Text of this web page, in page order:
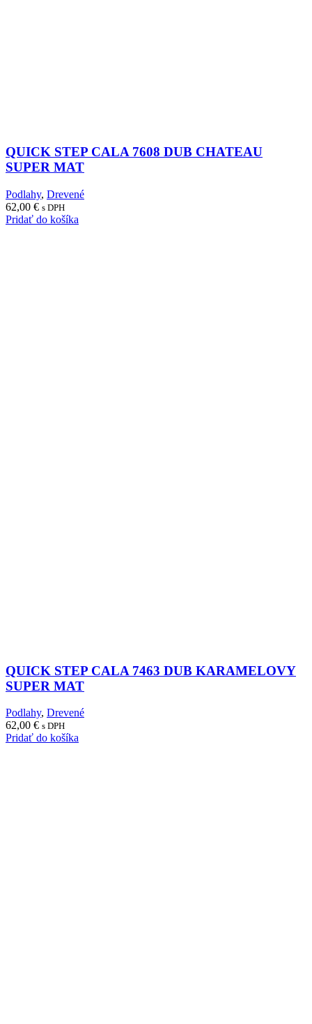
QUICK STEP CALA 7608 DUB CHATEAU
SUPER MAT
Podlahy, Drevené
62,00 € s DPH
Pridať do košíka
QUICK STEP CALA 7463 DUB KARAMELOVY
SUPER MAT
Podlahy, Drevené
62,00 € s DPH
Pridať do košíka